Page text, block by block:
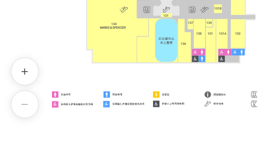
101B
102
101A
101
139
138
137
136
MARKS & SPENCER
130
131
MARKS & SPENCER
130